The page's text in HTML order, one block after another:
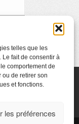
telles que les
Le fait de consentir à
comportement de
ou de retirer son
et fonctions.
les préférences